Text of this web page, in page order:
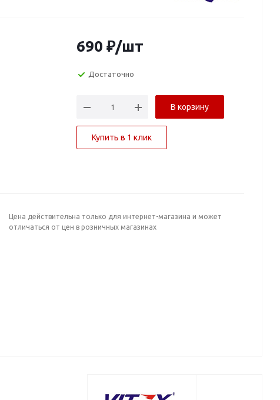
690 ₽/шт
Достаточно
В корзину
Купить в 1 клик
Цена действительна только для интернет-магазина и может
отличаться от цен в розничных магазинах